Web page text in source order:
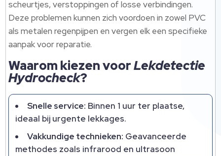
scheurtjes, verstoppingen of losse verbindingen.
Deze problemen kunnen zich voordoen in zowel PVC
als metalen regenpijpen en vergen elk een specifieke
aanpak voor reparatie.
Waarom kiezen voorLekdetectie
Hydrocheck?
Snelle service: Binnen 1 uur ter plaatse,
ideaal bij urgente lekkages.
Vakkundige technieken: Geavanceerde
methodes zoals infrarood en ultrasoon